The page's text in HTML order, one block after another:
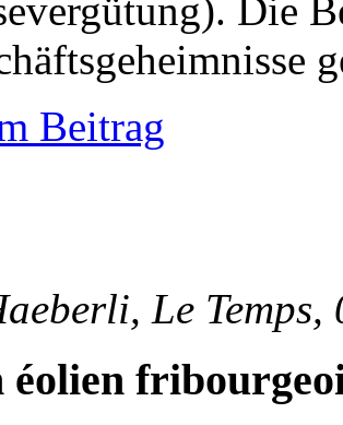
Die
Beitrag
Le Temps,
éolien